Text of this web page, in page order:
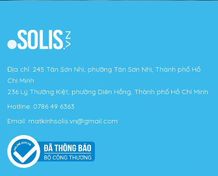
Địa chỉ: 245 Tân Sơn Nhì, phường Tân Sơn Nhì, Thành phố Hồ
Chí Minh
236 Lý Thường Kiệt, phường Diên Hồng, Thành phố Hồ Chí Minh
Hotline: 0786 49 6363
Email: matkinhsolis.vn@gmail.com